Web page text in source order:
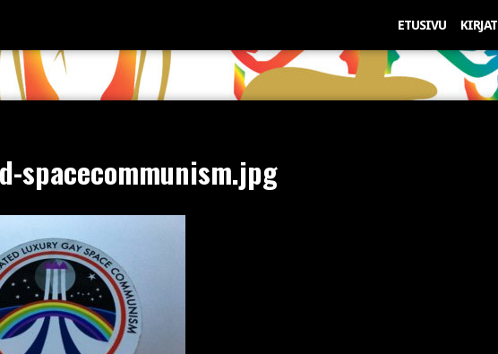
ETUSIVU KIRJAT
spacecommunism.jpg